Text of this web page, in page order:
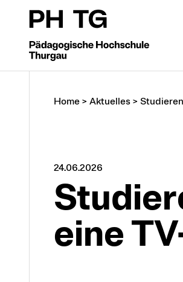
Home > Aktuelles >
24.06.2026
eine